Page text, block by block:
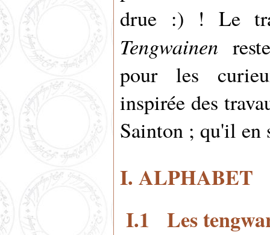
drue :) ! Le
Tengwainen
pour les
inspirée des
Sainton ; qu'il
I. ALPHABET
I.1 Les